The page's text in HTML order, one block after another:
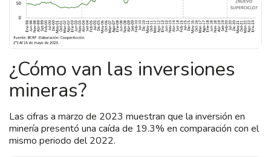
¿Cómo van las inversiones
mineras?
Las cifras a marzo de 2023 muestran que la inversión en
minería presentó una caída de 19.3% en comparación con el
mismo periodo del 2022.